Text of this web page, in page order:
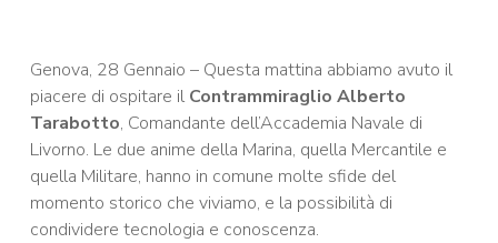
Genova, 28 Gennaio – Questa mattina abbiamo avuto il
piacere di ospitare il Contrammiraglio Alberto
Tarabotto, Comandante dell’Accademia Navale di
Livorno. Le due anime della Marina, quella Mercantile e
quella Militare, hanno in comune molte sfide del
momento storico che viviamo, e la possibilità di
condividere tecnologia e conoscenza.